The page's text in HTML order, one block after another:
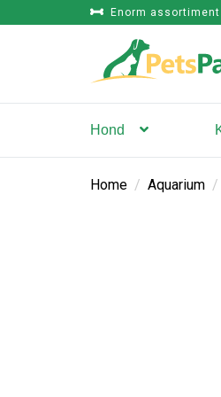
Enorm
Hond
Home / Aquarium /